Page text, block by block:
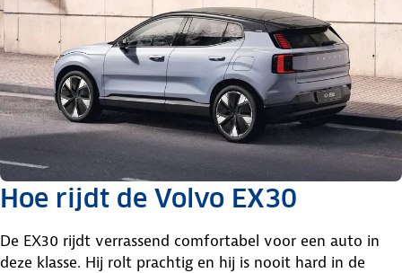
Hoe rijdt de Volvo EX30
De EX30 rijdt verrassend comfortabel voor een auto in
deze klasse. Hij rolt prachtig en hij is nooit hard in de